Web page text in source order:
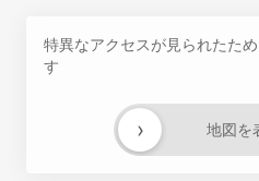
特異なアクセスが見られたた
す
地図を
›